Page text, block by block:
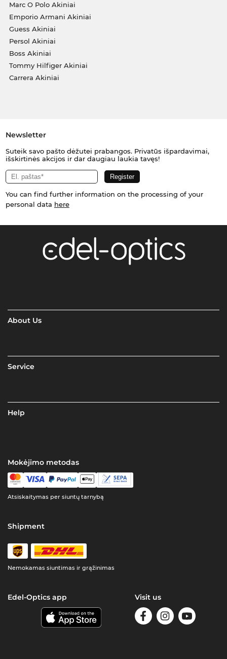
Marc O Polo Akiniai
Emporio Armani Akiniai
Guess Akiniai
Persol Akiniai
Boss Akiniai
Tommy Hilfiger Akiniai
Carrera Akiniai
Newsletter
Suteik savo pašto dėžutei prabangos. Privatūs išpardavimai,
išskirtinės akcijos ir dar daugiau laukia tavęs!
You can find further information on the processing of your
personal data here
About Us
Service
Help
Mokėjimo metodas
Atsiskaitymas per siuntų tarnybą
Shipment
Nemokamas siuntimas ir grąžinimas
Edel-Optics app Visit us